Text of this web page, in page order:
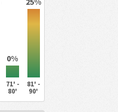
0%
71' -
80'
81' -
90'